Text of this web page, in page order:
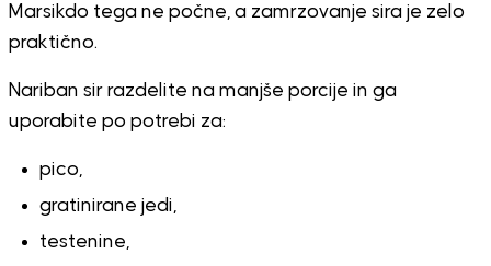
Marsikdo tega ne počne, a zamrzovanje sira je zelo
praktično.
Nariban sir razdelite na manjše porcije in ga
uporabite po potrebi za:
pico,
gratinirane jedi,
testenine,